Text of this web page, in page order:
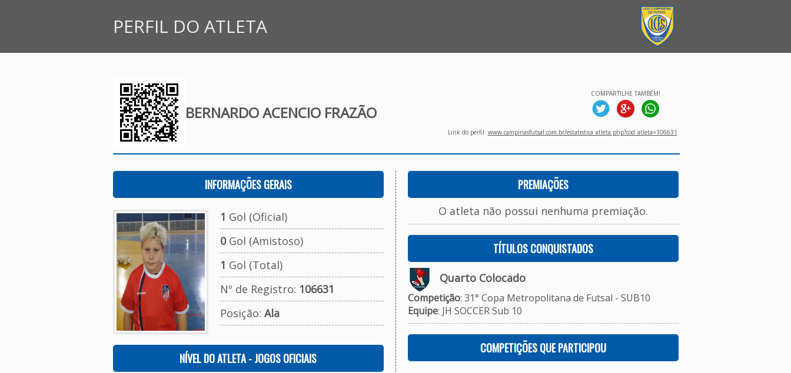
PERFIL DO ATLETA
BERNARDO ACENCIO FRAZÃO
COMPARTILHE TAMBÉM!
Link do perfil: www.campinasfutsal.com.br/estatistica_atleta.php?cod_atleta=106631
INFORMAÇÕES GERAIS
1 Gol (Oficial)
0Gol (Amistoso)
1 Gol (Total)
Nº de Registro: 106631
Posição: Ala
NÍVEL DO ATLETA - JOGOS OFICIAIS
PREMIAÇÕES
O atleta não possui nenhuma premiação.
TÍTULOS CONQUISTADOS
Quarto Colocado
Competição: 31° Copa Metropolitana de Futsal - SUB10
Equipe: JH SOCCER Sub 10
COMPETIÇÕES QUE PARTICIPOU